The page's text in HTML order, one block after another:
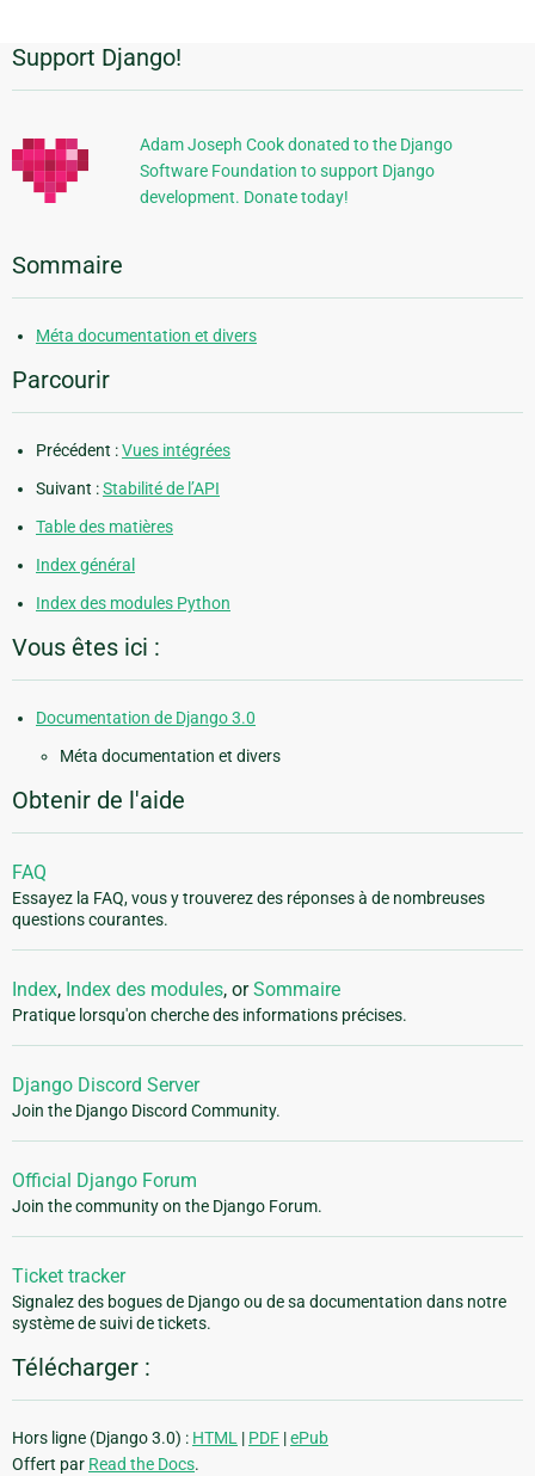
Informations
supplémentaires
Support Django!
Adam Joseph Cook donated to the Django
Software Foundation to support Django
development. Donate today!
Sommaire
Méta documentation et divers
Parcourir
Précédent :Vues intégrées
Suivant :Stabilité de l’API
Table des matières
Index général
Index des modules Python
Vous êtes ici :
Documentation de Django 3.0
Méta documentation et divers
Obtenir de l'aide
FAQ
Essayez la FAQ, vous y trouverez des réponses à de nombreuses
questions courantes.
Index, Index des modules, orSommaire
Pratique lorsqu'on cherche des informations précises.
Django Discord Server
Join the Django Discord Community.
Official Django Forum
Join the community on the Django Forum.
Ticket tracker
Signalez des bogues de Django ou de sa documentation dans notre
système de suivi de tickets.
Télécharger :
Hors ligne (Django 3.0) : HTML | PDF |ePub
Offert par Read the Docs.